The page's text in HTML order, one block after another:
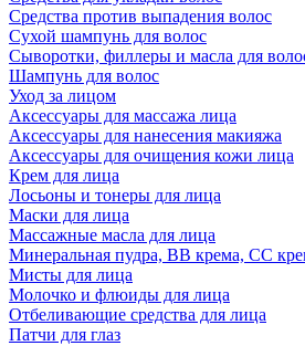
Средства против выпадения волос
Сухой шампунь для волос
Сыворотки, филлеры и масла для
Шампунь для волос
Уход за лицом
Аксессуары для массажа лица
Аксессуары для нанесения макияжа
Аксессуары для очищения кожи лица
Крем для лица
Лосьоны и тонеры для лица
Маски для лица
Массажные масла для лица
Минеральная пудра, BB крема, СС
Мисты для лица
Молочко и флюиды для лица
Отбеливающие средства для лица
Патчи для глаз